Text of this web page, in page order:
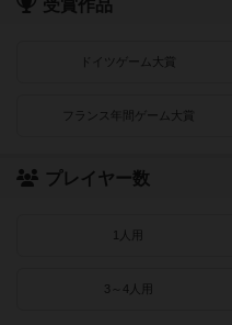
受賞作品
ドイツゲーム大賞
フランス年間ゲーム大賞
プレイヤー数
1人用
3～4人用